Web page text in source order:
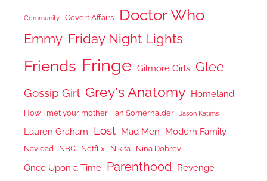
Community Covert Affairs Doctor Who
Emmy Friday Night Lights
Friends Fringe Gilmore Girls Glee
Gossip Girl Grey's Anatomy Homeland
How I met your mother Ian Somerhalder Jason Katims
Lauren Graham Lost Mad Men Modern Family
Navidad NBC Netflix Nikita Nina Dobrev
Once Upon a Time Parenthood Revenge